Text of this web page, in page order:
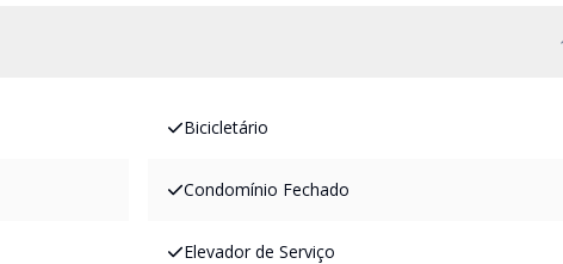
Bicicletário
Condomínio Fechado
Elevador de Serviço